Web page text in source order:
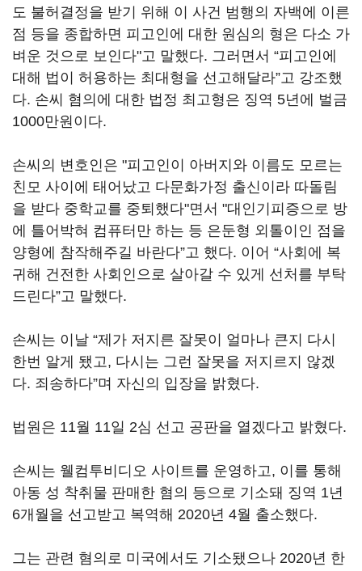
도 불허결정을 받기 위해 이 사건 범행의 자백에 이른
점 등을 종합하면 피고인에 대한 원심의 형은 다소 가
벼운 것으로 보인다"고 말했다. 그러면서 “피고인에
대해 법이 허용하는 최대형을 선고해달라”고 강조했
다. 손씨 혐의에 대한 법정 최고형은 징역 5년에 벌금
1000만원이다.
손씨의 변호인은 "피고인이 아버지와 이름도 모르는
친모 사이에 태어났고 다문화가정 출신이라 따돌림
을 받다 중학교를 중퇴했다"면서 "대인기피증으로 방
에 틀어박혀 컴퓨터만 하는 등 은둔형 외톨이인 점을
양형에 참작해주길 바란다”고 했다. 이어 “사회에 복
귀해 건전한 사회인으로 살아갈 수 있게 선처를 부탁
드린다”고 말했다.
손씨는 이날 “제가 저지른 잘못이 얼마나 큰지 다시
한번 알게 됐고, 다시는 그런 잘못을 저지르지 않겠
다. 죄송하다”며 자신의 입장을 밝혔다.
법원은 11월 11일 2심 선고 공판을 열겠다고 밝혔다.
손씨는 웰컴투비디오 사이트를 운영하고, 이를 통해
아동 성 착취물 판매한 혐의 등으로 기소돼 징역 1년
6개월을 선고받고 복역해 2020년 4월 출소했다.
그는 관련 혐의로 미국에서도 기소됐으나 2020년 한